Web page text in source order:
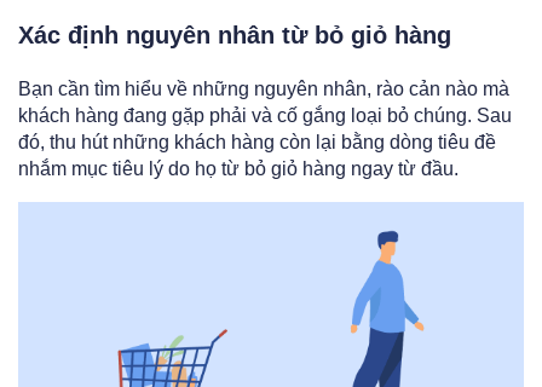
Xác định nguyên nhân từ bỏ giỏ hàng
Bạn cần tìm hiểu về những nguyên nhân, rào cản nào mà
khách hàng đang gặp phải và cố gắng loại bỏ chúng. Sau
đó, thu hút những khách hàng còn lại bằng dòng tiêu đề
nhắm mục tiêu lý do họ từ bỏ giỏ hàng ngay từ đầu.